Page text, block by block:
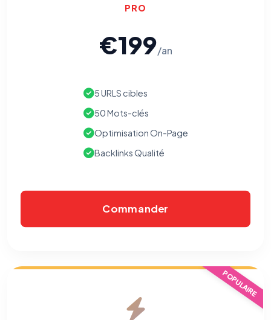
PRO
€199/an
5 URLS cibles
50 Mots-clés
Optimisation On-Page
Backlinks Qualité
Commander
POPULAIRE
Nécessaires au fonctionnement du site : session, sécurité,
mémorisation de vos choix de consentement. Ils ne